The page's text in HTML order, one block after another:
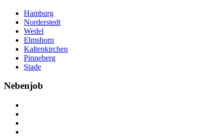
Hamburg
Norderstedt
Wedel
Elmshorn
Kaltenkirchen
Pinneberg
Stade
Nebenjob